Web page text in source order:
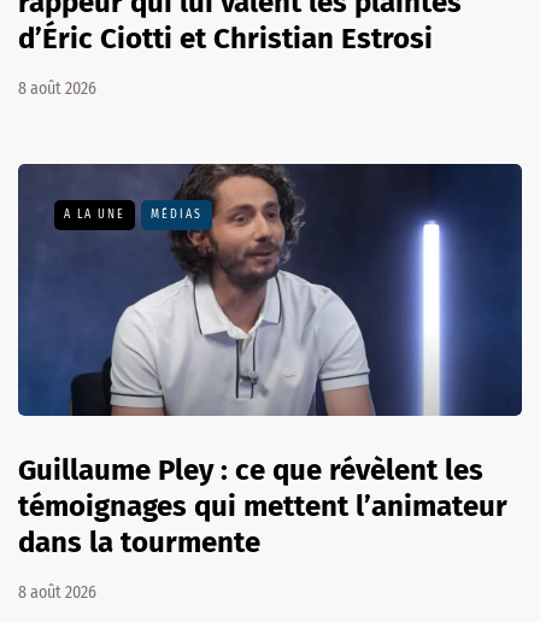
d’Éric Ciotti et Christian Estrosi
8 août 2026
A LA UNE MÉDIAS
Guillaume Pley : ce que révèlent les
témoignages qui mettent l’animateur
dans la tourmente
8 août 2026